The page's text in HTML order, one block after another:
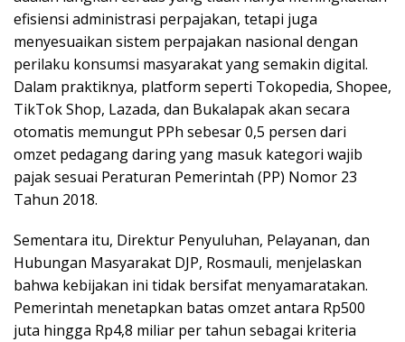
efisiensi administrasi perpajakan, tetapi juga
menyesuaikan sistem perpajakan nasional dengan
perilaku konsumsi masyarakat yang semakin digital.
Dalam praktiknya, platform seperti Tokopedia, Shopee,
TikTok Shop, Lazada, dan Bukalapak akan secara
otomatis memungut PPh sebesar 0,5 persen dari
omzet pedagang daring yang masuk kategori wajib
pajak sesuai Peraturan Pemerintah (PP) Nomor 23
Tahun 2018.
Sementara itu, Direktur Penyuluhan, Pelayanan, dan
Hubungan Masyarakat DJP, Rosmauli, menjelaskan
bahwa kebijakan ini tidak bersifat menyamaratakan.
Pemerintah menetapkan batas omzet antara Rp500
juta hingga Rp4,8 miliar per tahun sebagai kriteria